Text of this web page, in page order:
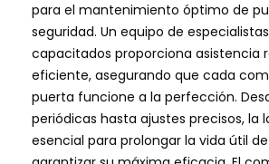
para el mantenimiento óptimo de
seguridad. Un equipo de
capacitados proporciona asistencia
eficiente, asegurando que cada
puerta funcione a la perfección.
periódicas hasta ajustes precisos, la
esencial para prolongar la vida útil